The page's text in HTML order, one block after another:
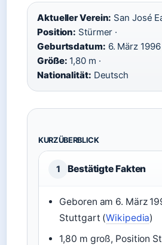
Aktueller Verein: San José
Position: Stürmer ·
Geburtsdatum: 6. März 1996
Größe: 1,80 m ·
Nationalität: Deutsch
KURZÜBERBLICK
1 Bestätigte Fakten
Geboren am 6. März
Stuttgart (Wikipedia)
1,80 m groß, Position